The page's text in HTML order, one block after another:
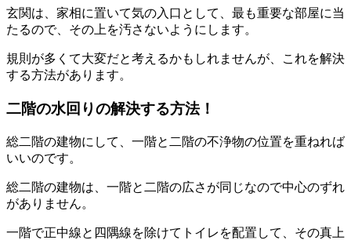
玄関は、家相に置いて気の入口として、最も重要な部屋に当
たるので、その上を汚さないようにします。
規則が多くて大変だと考えるかもしれませんが、これを解決
する方法があります。
二階の水回りの解決する方法！
総二階の建物にして、一階と二階の不浄物の位置を重ねれば
いいのです。
総二階の建物は、一階と二階の広さが同じなので中心のずれ
がありません。
一階で正中線と四隅線を除けてトイレを配置して、その真上